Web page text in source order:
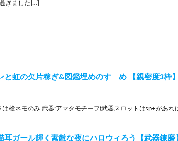
ぎました[…]
と虹の欠片稼ぎ&図鑑埋めのすゝめ 【親密度3枠】
槍ネモのみ 武器:アマタモチーフ(武器スロットはsp+があれ
耳ガール輝く素敵な夜にハロウィろう【武器錬磨